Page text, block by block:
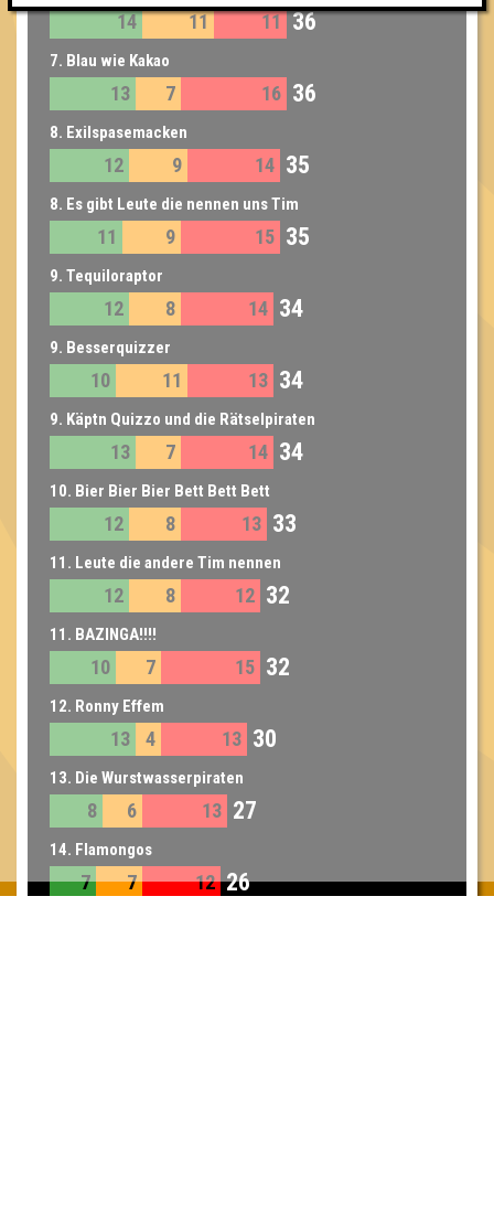
14 11 11 36
7. Blau wie Kakao
13 7 16 36
8. Exilspasemacken
12 9 14 35
8. Es gibt Leute die nennen uns Tim
11 9 15 35
9. Tequiloraptor
12 8 14 34
9. Besserquizzer
10 11 13 34
9. Käptn Quizzo und die Rätselpiraten
13 7 14 34
10. Bier Bier Bier Bett Bett Bett
12 8 13 33
11. Leute die andere Tim nennen
12 8 12 32
11. BAZINGA!!!!
10 7 15 32
12. Ronny Effem
13 4 13 30
13. Die Wurstwasserpiraten
8 6 13 27
14. Flamongos
7 7 12 26